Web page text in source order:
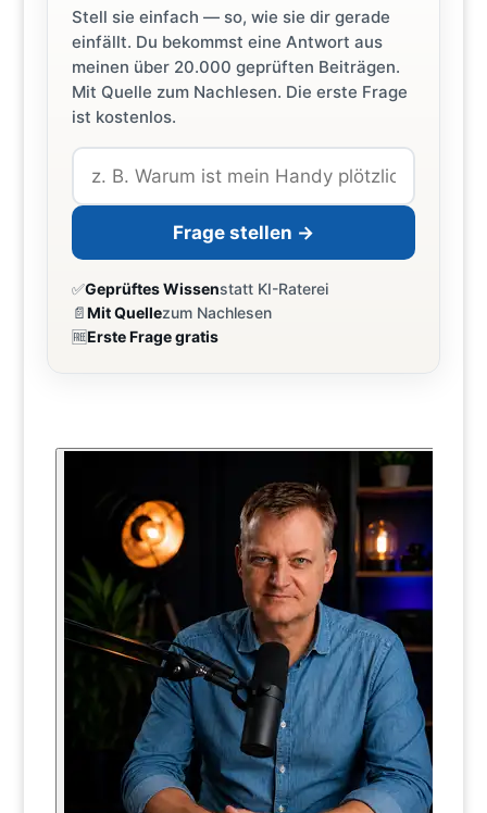
Stell sie einfach — so, wie sie dir gerade
einfällt. Du bekommst eine Antwort aus
meinen über 20.000 geprüften Beiträgen.
Mit Quelle zum Nachlesen. Die erste Frage
ist kostenlos.
Frage stellen →
✅Geprüftes Wissenstatt KI-Raterei
📄Mit Quellezum Nachlesen
🆓Erste Frage gratis